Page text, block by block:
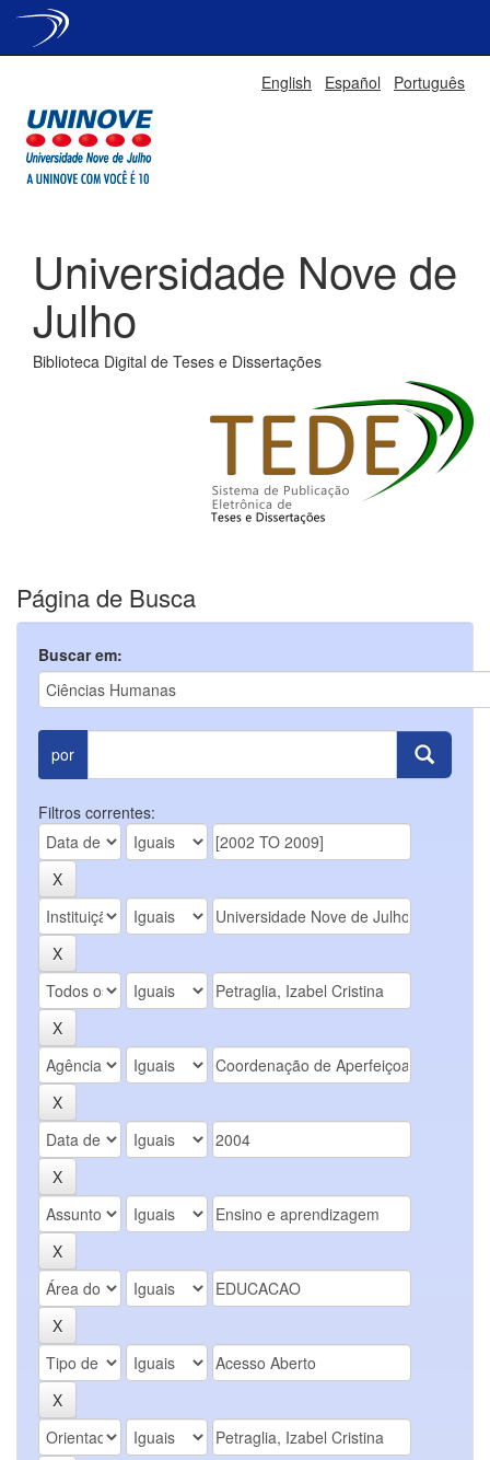
English Español Português
Universidade Nove de
Julho
Biblioteca Digital de Teses e Dissertações
Página de Busca
Buscar em:
por
Filtros correntes: